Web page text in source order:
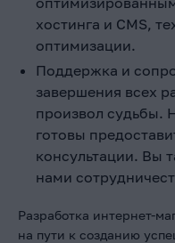
хостинга и CMS,
оптимизации.
Поддержка и
завершения всех
произвол судьбы.
готовы
консультации. Вы
нами
Разработка интернет-
на пути к созданию